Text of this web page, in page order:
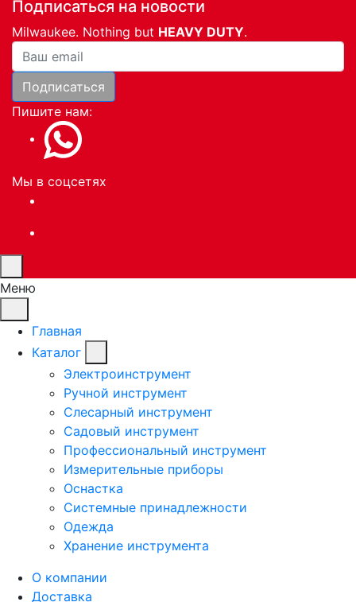
Подписаться на новости
Milwaukee. Nothing but HEAVY DUTY.
Ваша почта
Подписаться
Пишите нам:
Мы в соцсетях
Меню
Главная
Каталог
Электроинструмент
Ручной инструмент
Слесарный инструмент
Садовый инструмент
Профессиональный инструмент
Измерительные приборы
Оснастка
Системные принадлежности
Одежда
Хранение инструмента
О компании
Доставка